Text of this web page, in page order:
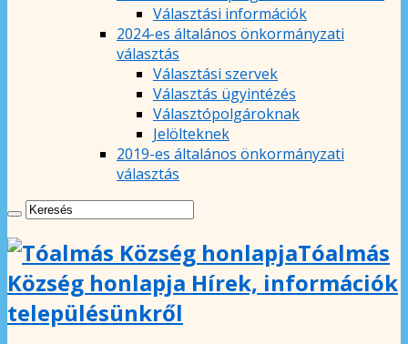
Választási információk
2024-es általános önkormányzati
választás
Választási szervek
Választás ügyintézés
Választópolgároknak
Jelölteknek
2019-es általános önkormányzati
választás
Tóalmás
Község honlapja Hírek, információk
településünkről